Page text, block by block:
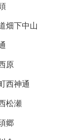
畑下中山
原
西神通
松瀬
郷